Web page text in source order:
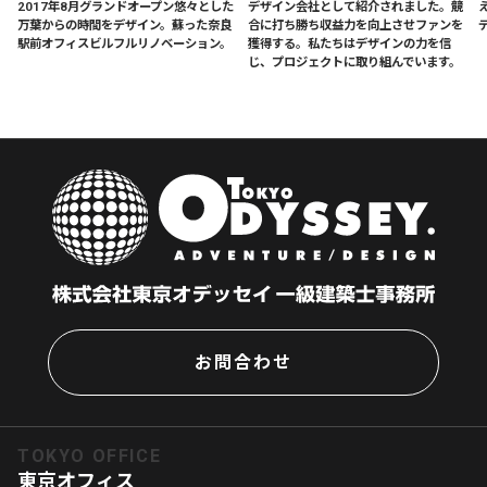
2017年8月グランドオープン悠々とした
万葉からの時間をデザイン。蘇った奈良
駅前オフィスビルフルリノベーション。
デザイン会社として紹介されました。競
合に打ち勝ち収益力を向上させファンを
獲得する。私たちはデザインの力を信
じ、プロジェクトに取り組んでいます。
お問合わせ
TOKYO OFFICE
東京オフィス